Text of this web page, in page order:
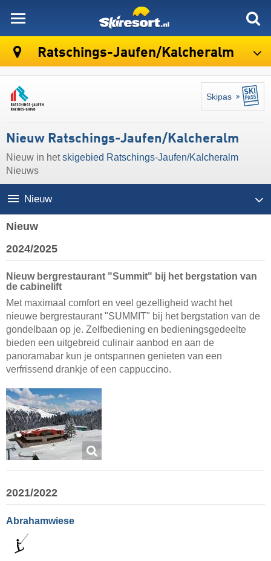
Ratschings-Jaufen/​Kalcheralm
Skipas
Nieuw Ratschings-Jaufen/​Kalcheralm
Nieuw in hetskigebied Ratschings-Jaufen/​Kalcheralm
Nieuws
Nieuw
Nieuw
2024/2025
Nieuw bergrestaurant "Summit" bij het bergstation van
de cabinelift
Met maximaal comfort en veel gezelligheid wacht het
nieuwe bergrestaurant "SUMMIT" bij het bergstation van de
gondelbaan op je. Zelfbediening en bedieningsgedeelte
bieden een uitgebreid culinair aanbod en aan de
panoramabar kun je ontspannen genieten van een
verfrissend drankje of een cappuccino.
2021/2022
Abrahamwiese